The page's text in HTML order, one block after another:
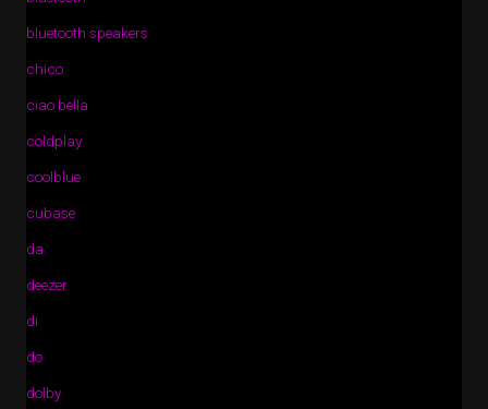
bluetooth speakers
chico
ciao bella
coldplay
coolblue
cubase
da
deezer
di
do
dolby